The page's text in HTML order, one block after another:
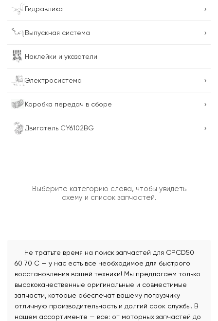
Гидравлика ›
Выпускная система ›
Наклейки и указатели
Электросистема ›
Коробка передач в сборе ›
Двигатель CY6102BG ›
Выберите категорию слева, чтобы увидеть
схему и список запчастей.
Не тратьте время на поиск запчастей для CPCD50
60 70 C — у нас есть все необходимое для быстрого
восстановления вашей техники! Мы предлагаем только
высококачественные оригинальные и совместимые
запчасти, которые обеспечат вашему погрузчику
отличную производительность и долгий срок службы. В
нашем ассортименте — все: от моторных запчастей до